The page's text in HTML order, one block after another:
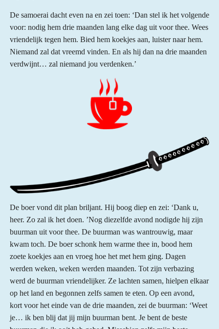
De samoerai dacht even na en zei toen: ‘Dan stel ik het volgende
voor: nodig hem drie maanden lang elke dag uit voor thee. Wees
vriendelijk tegen hem. Bied hem koekjes aan, luister naar hem.
Niemand zal dat vreemd vinden. En als hij dan na drie maanden
verdwijnt… zal niemand jou verdenken.’
De boer vond dit plan briljant. Hij boog diep en zei: ‘Dank u,
heer. Zo zal ik het doen. ’Nog diezelfde avond nodigde hij zijn
buurman uit voor thee. De buurman was wantrouwig, maar
kwam toch. De boer schonk hem warme thee in, bood hem
zoete koekjes aan en vroeg hoe het met hem ging. Dagen
werden weken, weken werden maanden. Tot zijn verbazing
werd de buurman vriendelijker. Ze lachten samen, hielpen elkaar
op het land en begonnen zelfs samen te eten. Op een avond,
kort voor het einde van de drie maanden, zei de buurman: ‘Weet
je… ik ben blij dat jij mijn buurman bent. Je bent de beste